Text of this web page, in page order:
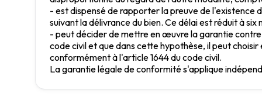
- est dispensé de rapporter la preuve de
suivant la délivrance du bien. Ce délai est réduit à six
- peut décider de mettre en œuvre la garantie contre
code civil et que dans cette hypothèse, il peut
conformément à l'article 1644 du code civil.
La garantie légale de conformité s'applique